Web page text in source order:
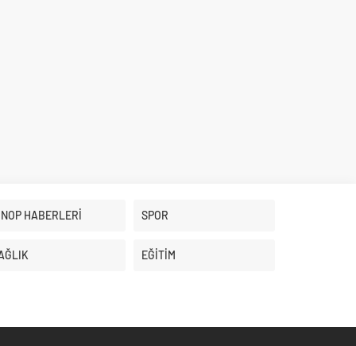
HABERLERİ SPOR
EĞİTİM